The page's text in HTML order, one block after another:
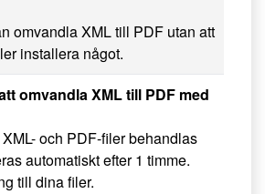
omvandla XML till PDF utan att
installera något.
omvandla XML till PDF med
och PDF-filer behandlas
automatiskt efter 1 timme.
till dina filer.